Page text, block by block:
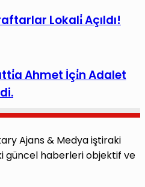
Lokali̇ Açıldı!
Ahmet İçi̇n Adalet
Ajans & Medya iştiraki
güncel haberleri objektif ve